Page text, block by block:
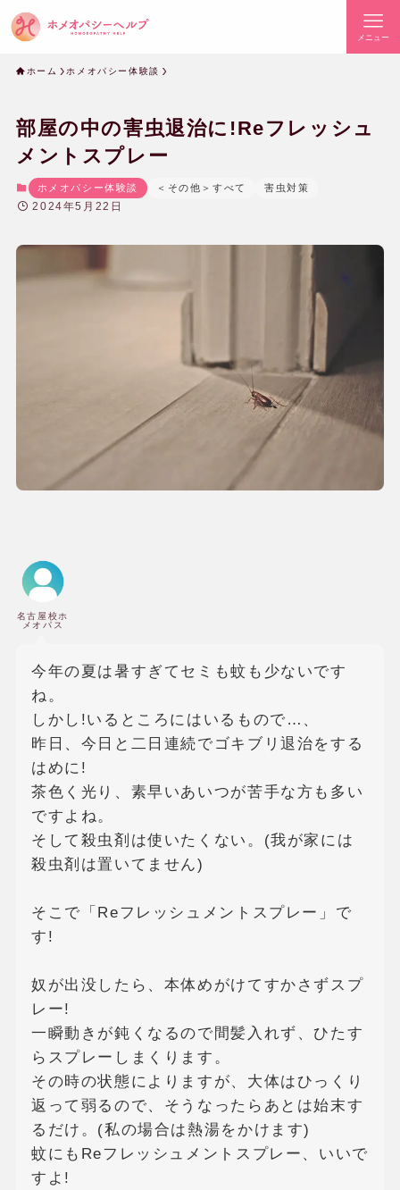
メニュー
ホーム ホメオパシー体験談
部屋の中の害虫退治に!Reフレッシュ
メントスプレー
ホメオパシー体験談 ＜その他＞すべて 害虫対策
2024年5月22日
名古屋校ホ
メオパス
今年の夏は暑すぎてセミも蚊も少ないです
ね。
しかし!いるところにはいるもので…、
昨日、今日と二日連続でゴキブリ退治をする
はめに!
茶色く光り、素早いあいつが苦手な方も多い
ですよね。
そして殺虫剤は使いたくない。(我が家には
殺虫剤は置いてません)
そこで「Reフレッシュメントスプレー」で
す!
奴が出没したら、本体めがけてすかさずスプ
レー!
一瞬動きが鈍くなるので間髪入れず、ひたす
らスプレーしまくります。
その時の状態によりますが、大体はひっくり
返って弱るので、そうなったらあとは始末す
るだけ。(私の場合は熱湯をかけます)
蚊にもReフレッシュメントスプレー、いいで
すよ!